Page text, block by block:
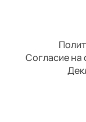
Согласие на